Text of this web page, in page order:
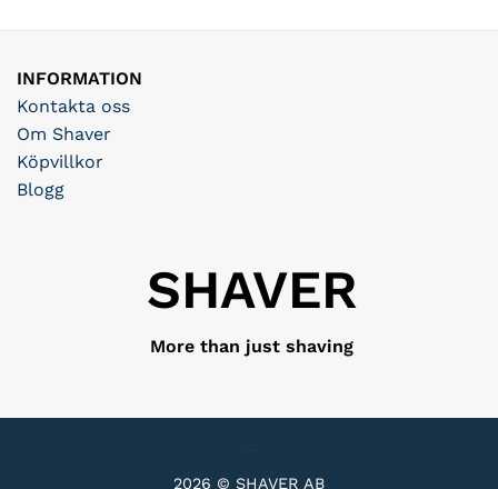
INFORMATION
Kontakta oss
Om Shaver
Köpvillkor
Blogg
SHAVER
More than just shaving
2026 © SHAVER AB